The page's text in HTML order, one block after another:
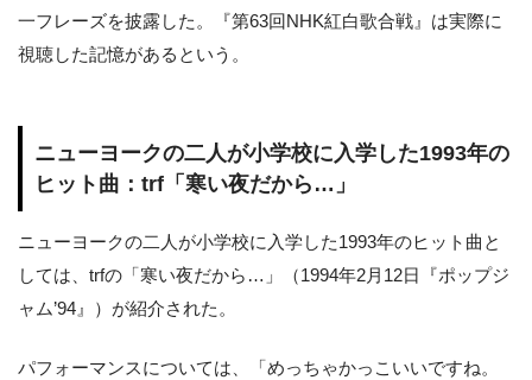
一フレーズを披露した。『第63回NHK紅白歌合戦』は実際に
視聴した記憶があるという。
ニューヨークの二人が小学校に入学した1993年の
ヒット曲：trf「寒い夜だから…」
ニューヨークの二人が小学校に入学した1993年のヒット曲と
しては、trfの「寒い夜だから…」（1994年2月12日『ポップジ
ャム’94』）が紹介された。
パフォーマンスについては、「めっちゃかっこいいですね。